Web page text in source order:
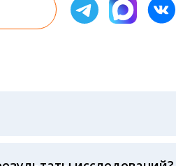
или чека об оплате